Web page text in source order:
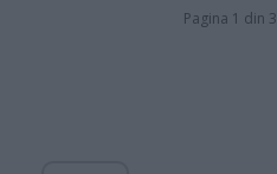
Pagina 1 din 3